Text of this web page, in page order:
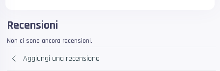
Recensioni
Non ci sono ancora recensioni.
Aggiungi una recensione